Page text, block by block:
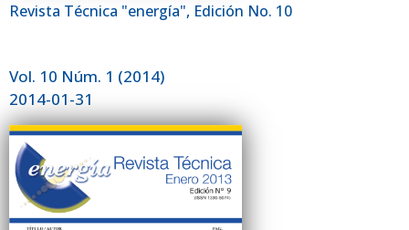
Revista Técnica "energía", Edición No. 10
Vol. 10 Núm. 1 (2014)
2014-01-31